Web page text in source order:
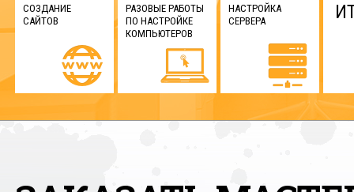
СОЗДАНИЕ
САЙТОВ
РАЗОВЫЕ РАБОТЫ
ПО НАСТРОЙКЕ
КОМПЬЮТЕРОВ
НАСТРОЙКА
СЕРВЕРА